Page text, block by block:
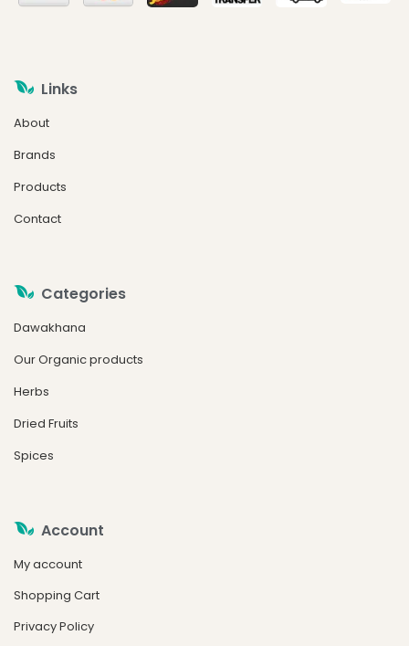
Links
About
Brands
Products
Contact
Categories
Dawakhana
Our Organic products
Herbs
Dried Fruits
Spices
Account
My account
Shopping Cart
Privacy Policy